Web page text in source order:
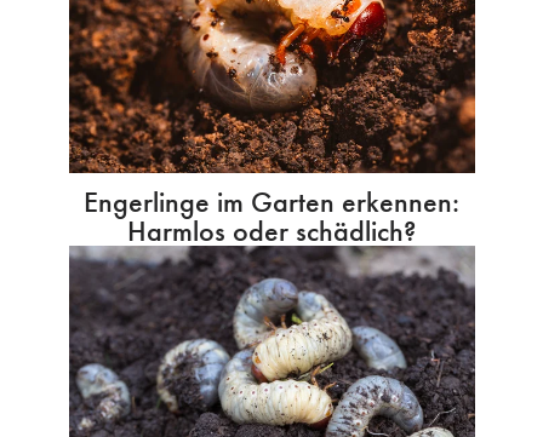
Engerlinge im Garten erkennen:
Harmlos oder schädlich?